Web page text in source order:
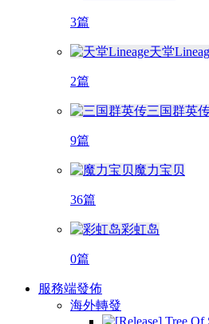
3篇
天堂
2篇
三国群英
9篇
魔力宝贝
36篇
彩虹岛
0篇
服務端發佈
海外轉發